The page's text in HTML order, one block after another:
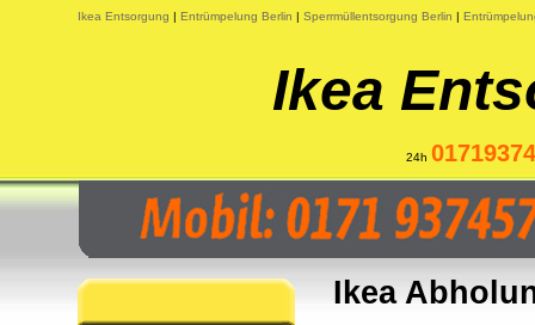
Ikea Entsorgung | Entrümpelung Berlin | Sperrmüllentsorgung Berlin |
Ikea
24h
Ikea